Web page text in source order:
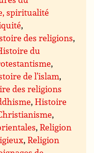
spiritualité
,
des religions,
du
,
de l’islam,
des religions
,Histoire
,
,Religion
,Religion